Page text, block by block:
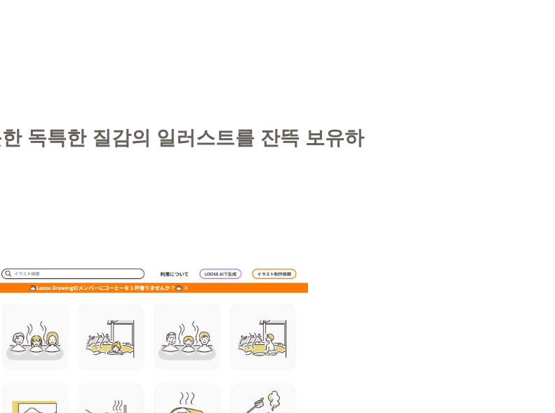
독특한 질감의 일러스트를 잔뜩 보유하